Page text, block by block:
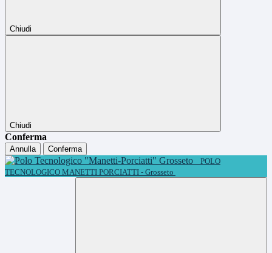
Chiudi
Chiudi
Conferma
Annulla
Conferma
POLO
TECNOLOGICO MANETTI PORCIATTI - Grosseto